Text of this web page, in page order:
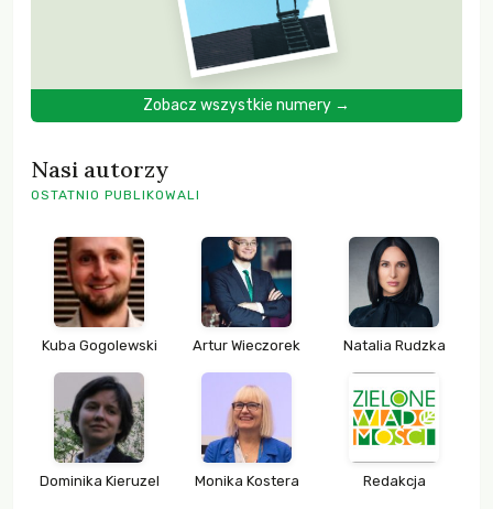
Zobacz wszystkie numery →
Nasi autorzy
OSTATNIO PUBLIKOWALI
Kuba Gogolewski Artur Wieczorek Natalia Rudzka
Dominika Kieruzel Monika Kostera Redakcja